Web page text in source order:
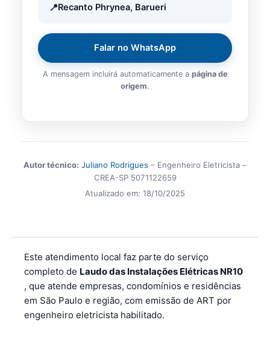
Recanto Phrynea, Barueri
Falar no WhatsApp
A mensagem incluirá automaticamente a página de
origem.
Autor técnico: Juliano Rodrigues – Engenheiro Eletricista –
CREA-SP 5071122659
Atualizado em: 18/10/2025
Este atendimento local faz parte do serviço
completo de Laudo das Instalações Elétricas NR10
, que atende empresas, condomínios e residências
em São Paulo e região, com emissão de ART por
engenheiro eletricista habilitado.